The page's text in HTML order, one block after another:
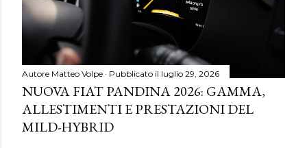
Autore Matteo Volpe Pubblicato il luglio 29, 2026
NUOVA FIAT PANDINA 2026: GAMMA,
ALLESTIMENTI E PRESTAZIONI DEL
MILD-HYBRID